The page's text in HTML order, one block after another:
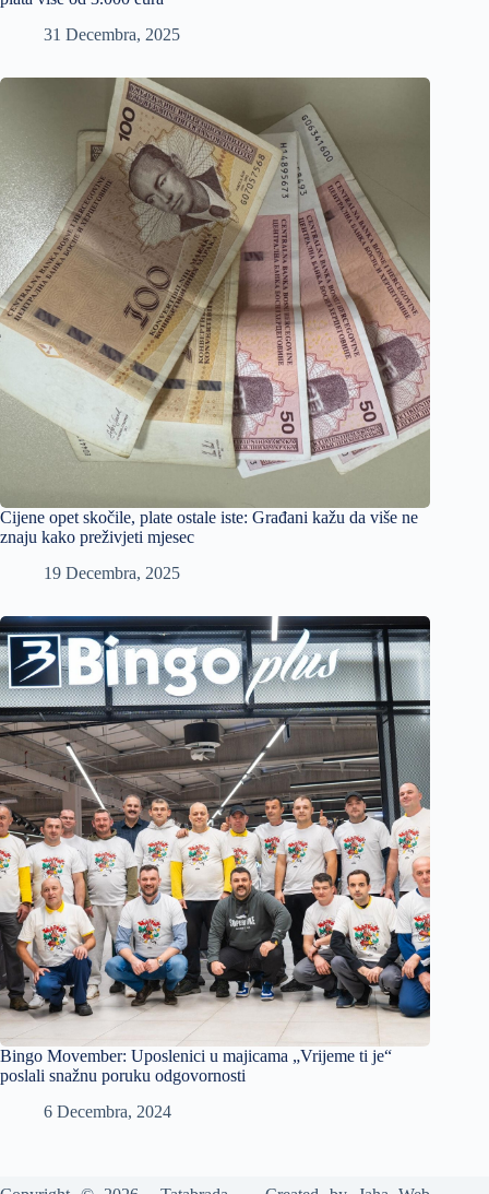
31 Decembra, 2025
Cijene opet skočile, plate ostale iste: Građani kažu da više ne
znaju kako preživjeti mjesec
19 Decembra, 2025
Bingo Movember: Uposlenici u majicama „Vrijeme ti je“
poslali snažnu poruku odgovornosti
6 Decembra, 2024